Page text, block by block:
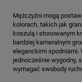
Mężczyźni mogą
kolorach, takich jak
koszulą i stonowanym
bardziej kameralnym
eleganckimi spodniami.
jednocześnie wygodny,
wymagać swobody